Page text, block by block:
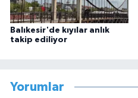
Balıkesir'de kıyılar anlık
takip ediliyor
Yorumlar